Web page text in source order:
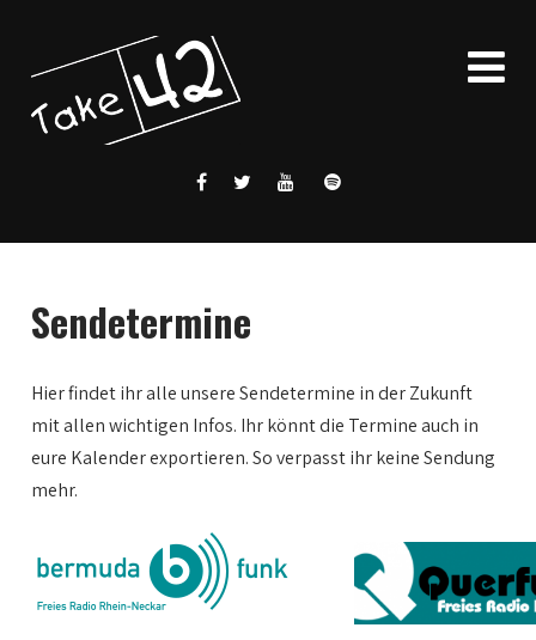
Sendetermine
Hier findet ihr alle unsere Sendetermine in der Zukunft
mit allen wichtigen Infos. Ihr könnt die Termine auch in
eure Kalender exportieren. So verpasst ihr keine Sendung
mehr.
1:00